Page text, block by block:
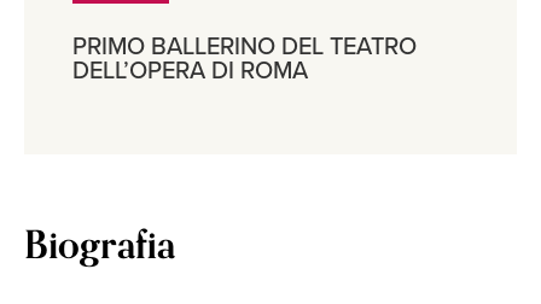
PRIMO BALLERINO DEL TEATRO
DELL’OPERA DI ROMA
Biografia